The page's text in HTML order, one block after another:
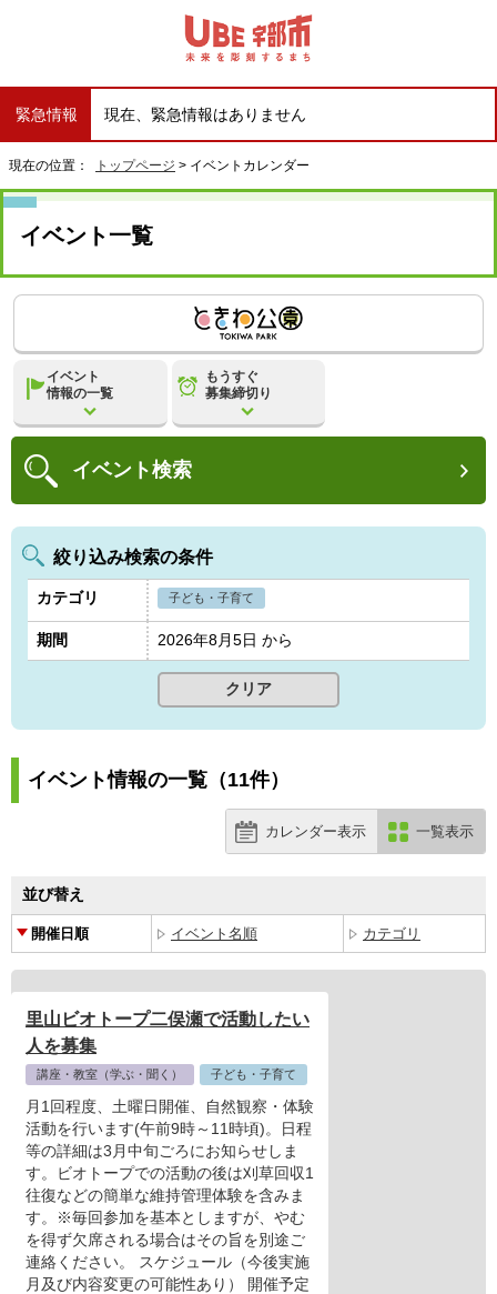
緊急情報 現在、緊急情報はありません
現在の位置： トップページ > イベントカレンダー
イベント一覧
イベント
情報の一覧
もうすぐ
募集締切り
イベント検索
絞り込み検索の条件
カテゴリ 子ども・子育て
期間 2026年8月5日 から
イベント情報の一覧（11件）
カレンダー表示 一覧表示
並び替え
開催日順 イベント名順 カテゴリ
里山ビオトープ二俣瀬で活動したい
人を募集
講座・教室（学ぶ・聞く） 子ども・子育て
月1回程度、土曜日開催、自然観察・体験
活動を行います(午前9時～11時頃)。日程
等の詳細は3月中旬ごろにお知らせしま
す。ビオトープでの活動の後は刈草回収1
往復などの簡単な維持管理体験を含みま
す。※毎回参加を基本としますが、やむ
を得ず欠席される場合はその旨を別途ご
連絡ください。 スケジュール（今後実施
月及び内容変更の可能性あり） 開催予定